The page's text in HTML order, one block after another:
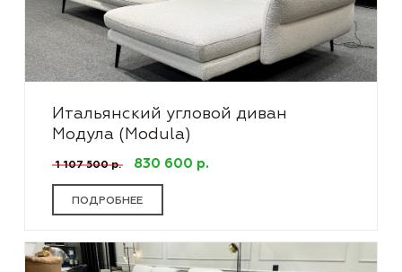
Итальянский угловой диван
Модула (Modula)
1 107 500 р. 830 600 р.
ПОДРОБНЕЕ